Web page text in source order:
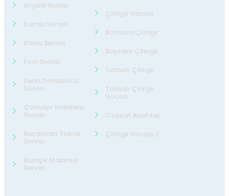
Arçelik Servisi
Kombi Servisi
Klima Servisi
Fırın Servisi
Derin Dondurucu
Servisi
Çamaşır Makinesi
Servisi
Buzdolabı Teknik
Servisi
Bulaşık Makinesi
Servisi
Çilingir Hocası
Bornova Çilingir
Bayraklı Çilingir
Torbalı Çilingir
Torbalı Çilingir
Hocası
Coşkun Anahtar
Çilingir Hocası 2